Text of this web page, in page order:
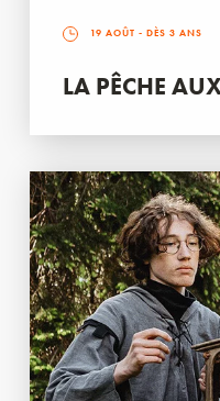
19 AOÛT - DÈS 3 ANS
LA PÊCHE